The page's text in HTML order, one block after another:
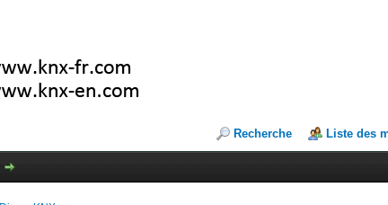
Recherche Liste des